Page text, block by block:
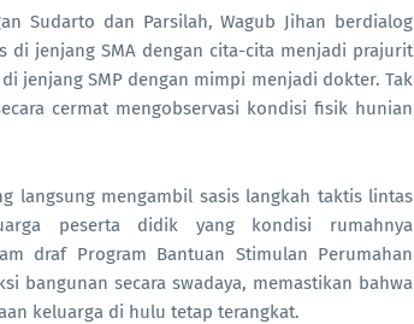
Sudarto dan Parsilah, Wagub Jihan berdialog
di jenjang SMA dengan cita-cita menjadi prajurit
jenjang SMP dengan mimpi menjadi dokter. Tak
cermat mengobservasi kondisi fisik hunian
langsung mengambil sasis langkah taktis lintas
peserta didik yang kondisi rumahnya
draf Program Bantuan Stimulan Perumahan
bangunan secara swadaya, memastikan bahwa
keluarga di hulu tetap terangkat.